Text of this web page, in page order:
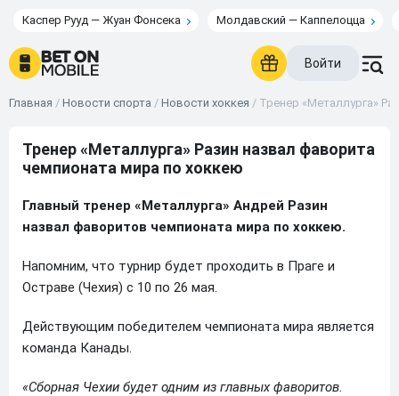
Каспер Рууд — Жуан Фонсека Молдавский — Каппелоцца
Войти
Главная / Новости спорта / Новости хоккея / Тренер «Металлурга»
Тренер «Металлурга» Разин назвал фаворита
чемпионата мира по хоккею
Главный тренер «Металлурга» Андрей Разин
назвал фаворитов чемпионата мира по хоккею.
Напомним, что турнир будет проходить в Праге и
Остраве (Чехия) с 10 по 26 мая.
Действующим победителем чемпионата мира является
команда Канады.
«Сборная Чехии будет одним из главных фаворитов.